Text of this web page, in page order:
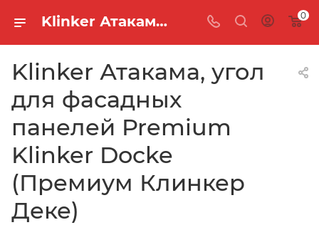
Klinker Атакама, угол для фасадных панелей Premium Klinker Docke (Премиум Клинкер Деке) 0
Klinker Атакама, угол
для фасадных
панелей Premium
Klinker Docke
(Премиум Клинкер
Деке)